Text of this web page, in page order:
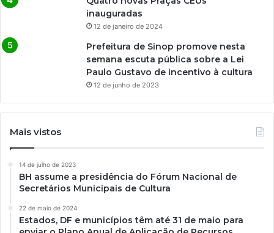
inauguradas
12 de janeiro de 2024
Prefeitura de Sinop promove nesta
semana escuta pública sobre a Lei
Paulo Gustavo de incentivo à cultura
12 de junho de 2023
Mais vistos
14 de julho de 2023
BH assume a presidência do Fórum Nacional de
Secretários Municipais de Cultura
22 de maio de 2024
Estados, DF e municípios têm até 31 de maio para